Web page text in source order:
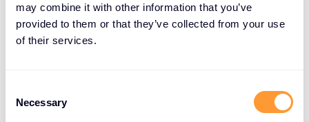
may combine it with other information that you’ve
provided to them or that they’ve collected from your use
of their services.
Necessary
pentru colaborare, inovare și construirea unor
apărări mai puternice împotriva peisajului actual de
amenințări în creștere.
https://events.fortinet.com/accelerate_berlin_2